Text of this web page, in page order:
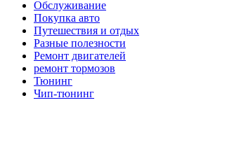
Обслуживание
Покупка авто
Путешествия и отдых
Разные полезности
Ремонт двигателей
ремонт тормозов
Тюнинг
Чип-тюнинг